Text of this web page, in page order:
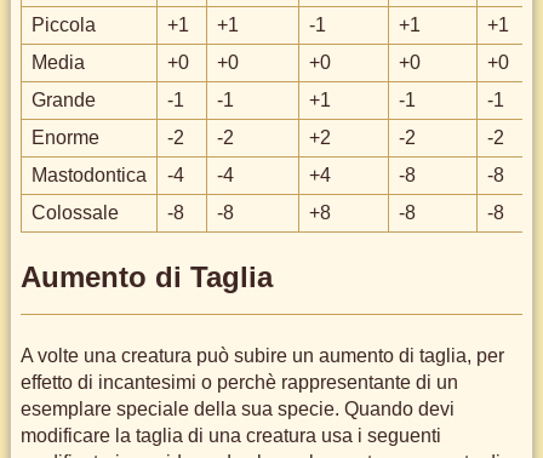
Piccola
+1 +1 -1 +1
+1
Media
+0 +0 +0 +0
+0
Grande
-1 -1 +1 -1
-1
Enorme
-2 -2 +2 -2
-2
Mastodontica
-4 -4 +4 -8
-8
Colossale
-8 -8 +8 -8 -8
Aumento di Taglia
A volte una creatura può subire un aumento di taglia, per
effetto di incantesimi o perchè rappresentante di un
esemplare speciale della sua specie. Quando devi
modificare la taglia di una creatura usa i seguenti